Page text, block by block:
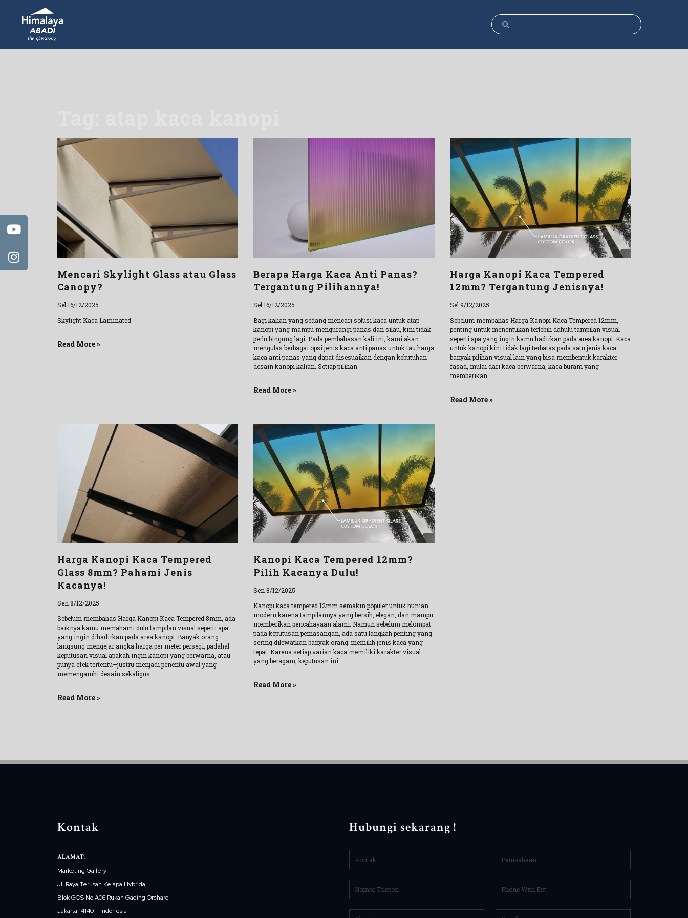
Mencari Skylight Glass atau Glass
Canopy?
Sel 16/12/2025
Skylight Kaca Laminated
Read More »
Berapa Harga Kaca Anti Panas?
Tergantung Pilihannya!
Sel 16/12/2025
Bagi kalian yang sedang mencari solusi kaca untuk atap
kanopi yang mampu mengurangi panas dan silau, kini tidak
perlu bingung lagi. Pada pembahasan kali ini, kami akan
mengulas berbagai opsi jenis kaca anti panas untuk tau harga
kaca anti panas yang dapat disesuaikan dengan kebutuhan
desain kanopi kalian. Setiap pilihan
Read More »
Harga Kanopi Kaca Tempered
12mm? Tergantung Jenisnya!
Sel 9/12/2025
Sebelum membahas Harga Kanopi Kaca Tempered 12mm,
penting untuk menentukan terlebih dahulu tampilan visual
seperti apa yang ingin kamu hadirkan pada area kanopi. Kaca
untuk kanopi kini tidak lagi terbatas pada satu jenis kaca—
banyak pilihan visual lain yang bisa membentuk karakter
fasad, mulai dari kaca berwarna, kaca buram yang
memberikan
Read More »
Harga Kanopi Kaca Tempered
Glass 8mm? Pahami Jenis
Kacanya!
Sen 8/12/2025
Sebelum membahas Harga Kanopi Kaca Tempered 8mm, ada
baiknya kamu memahami dulu tampilan visual seperti apa
yang ingin dihadirkan pada area kanopi. Banyak orang
langsung mengejar angka harga per meter persegi, padahal
keputusan visual apakah ingin kanopi yang berwarna, atau
punya efek tertentu—justru menjadi penentu awal yang
memengaruhi desain sekaligus
Read More »
Kanopi Kaca Tempered 12mm?
Pilih Kacanya Dulu!
Sen 8/12/2025
Kanopi kaca tempered 12mm semakin populer untuk hunian
modern karena tampilannya yang bersih, elegan, dan mampu
memberikan pencahayaan alami. Namun sebelum melompat
pada keputusan pemasangan, ada satu langkah penting yang
sering dilewatkan banyak orang: memilih jenis kaca yang
tepat. Karena setiap varian kaca memiliki karakter visual
yang beragam, keputusan ini
Read More »
Kontak
ALAMAT:
Marketing Gallery
Jl. Raya Terusan Kelapa Hybrida,
Blok GOS No.A06 Rukan Gading Orchard
Jakarta 14140 – Indonesia
Hubungi sekarang !